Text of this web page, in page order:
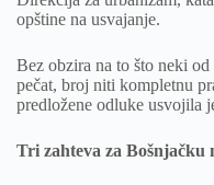
opštine na usvajanje.
Bez obzira na to što neki
pečat, broj niti kompletnu
predložene odluke usvojila
Tri zahteva za Bošnjačku